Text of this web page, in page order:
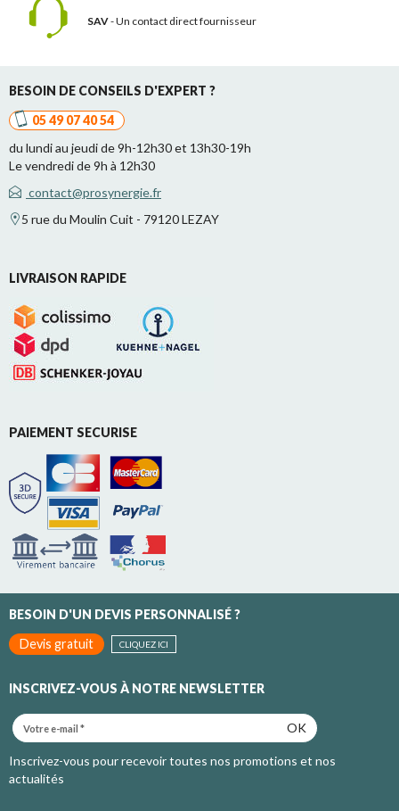
SAV- Un contact direct fournisseur
BESOIN DE CONSEILS D'EXPERT ?
05 49 07 40 54
du lundi au jeudi de 9h-12h30 et 13h30-19h
Le vendredi de 9h à 12h30
contact@prosynergie.fr
5 rue du Moulin Cuit - 79120 LEZAY
LIVRAISON RAPIDE
PAIEMENT SECURISE
BESOIN D'UN DEVIS PERSONNALISÉ ?
Devis gratuit
CLIQUEZ ICI
INSCRIVEZ-VOUS À NOTRE NEWSLETTER
OK
Inscrivez-vous pour recevoir toutes nos promotions et nos
actualités